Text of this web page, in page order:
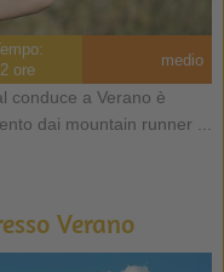
2 ore
medio
conduce a Verano è
dai mountain runner ...
Verano